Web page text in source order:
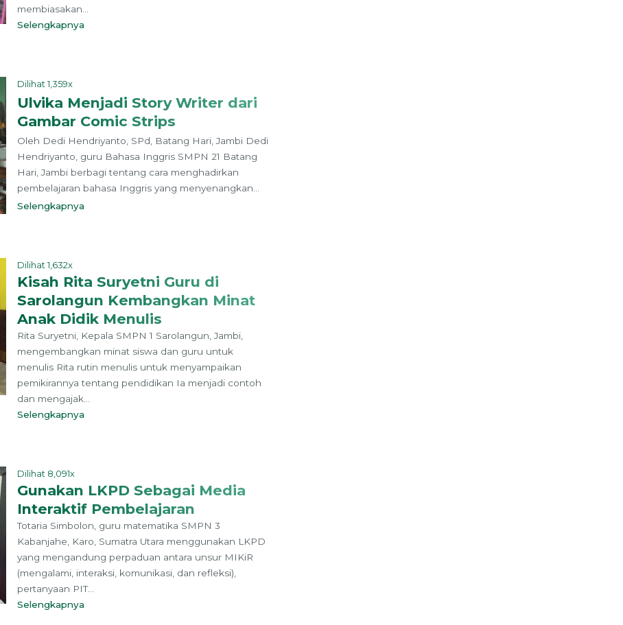
membiasakan...
Selengkapnya
Dilihat 1,359x
Ulvika Menjadi Story Writer dari
Gambar Comic Strips
Oleh Dedi Hendriyanto, SPd, Batang Hari, Jambi Dedi
Hendriyanto, guru Bahasa Inggris SMPN 21 Batang
Hari, Jambi berbagi tentang cara menghadirkan
pembelajaran bahasa Inggris yang menyenangkan...
Selengkapnya
Dilihat 1,632x
Kisah Rita Suryetni Guru di
Sarolangun Kembangkan Minat
Anak Didik Menulis
Rita Suryetni, Kepala SMPN 1 Sarolangun, Jambi,
mengembangkan minat siswa dan guru untuk
menulis Rita rutin menulis untuk menyampaikan
pemikirannya tentang pendidikan Ia menjadi contoh
dan mengajak...
Selengkapnya
Dilihat 8,091x
Gunakan LKPD Sebagai Media
Interaktif Pembelajaran
Totaria Simbolon, guru matematika SMPN 3
Kabanjahe, Karo, Sumatra Utara menggunakan LKPD
yang mengandung perpaduan antara unsur MIKiR
(mengalami, interaksi, komunikasi, dan refleksi),
pertanyaan PIT...
Selengkapnya